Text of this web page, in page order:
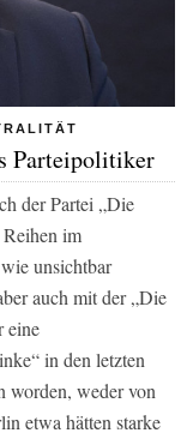
Parteipolitiker
der Partei „Die
im
unsichtbar
auch mit der „Die
eine
in den letzten
worden, weder von
etwa hätten starke